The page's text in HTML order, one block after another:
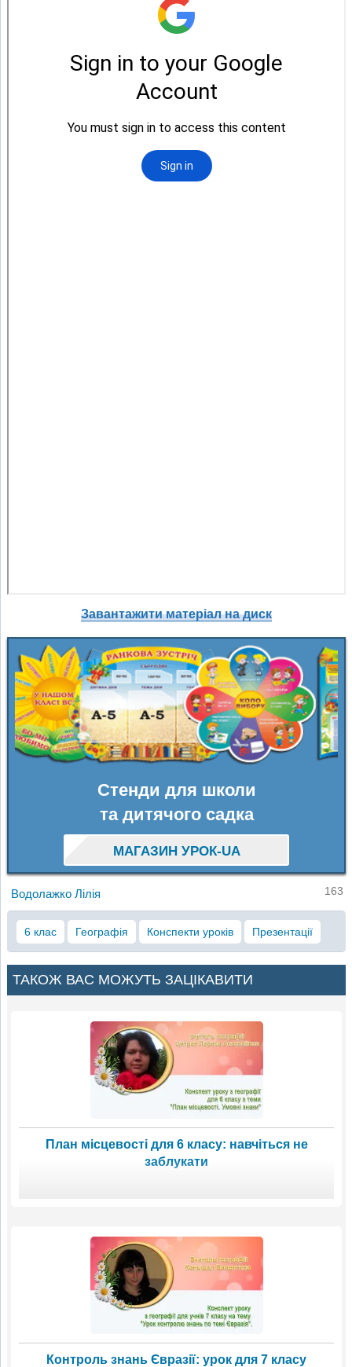
Завантажити матеріал на диск
Стенди для школи
та дитячого садка
МАГАЗИН УРОК-UA
Водолажко Лілія 163
6 клас Географія Конспекти уроків Презентації
ТАКОЖ ВАС МОЖУТЬ ЗАЦІКАВИТИ
План місцевості для 6 класу: навчіться не
заблукати
Контроль знань Євразії: урок для 7 класу